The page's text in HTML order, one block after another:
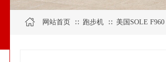
网站首页 ∷ 跑步机 ∷ 美国SOLE